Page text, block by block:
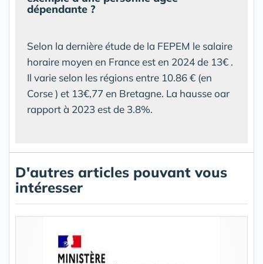
dépendante ?
Selon la dernière étude de la FEPEM le salaire
horaire moyen en France est en 2024 de 13€ .
Il varie selon les régions entre 10.86 € (en
Corse ) et 13€,77 en Bretagne. La hausse oar
rapport à 2023 est de 3.8%.
D'autres articles pouvant vous
intéresser